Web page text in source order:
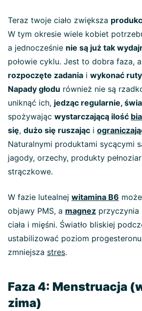
Teraz twoje ciało zwiększa
W tym okresie wiele kobiet
a jednocześnie nie są już tak
połowie cyklu. Jest to dobra faza,
rozpoczęte zadania i wykonać
Napady głodu również nie są
uniknąć ich, jedząc regularnie,
spożywając wystarczającą ilość
się, dużo się ruszając i
Naturalnymi produktami sycącymi
jagody, orzechy, produkty
strączkowe.
W fazie lutealnej witamina B6
objawy PMS, a magnez przyczynia
ciała i mięśni. Światło bliskiej
ustabilizować poziom
zmniejsza stres.
Faza 4: Menstruacja
zima)